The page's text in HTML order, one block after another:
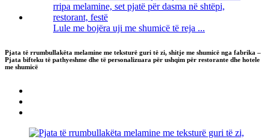
Lule me bojëra uji me shumicë të reja ...
Pjata të rrumbullakëta melamine me teksturë guri të zi, shitje me shumicë nga fabrika –
Pjata bifteku të pathyeshme dhe të personalizuara për ushqim për restorante dhe hotele
me shumicë